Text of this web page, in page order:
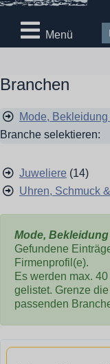
Menü
Branchen
Mode,
Branche selektieren:
Juweliere (14)
Uhren, Schmuck
Mode,
Gefundene
Firmenprofil(e).
Es werden max.
gelistet. Grenze
passenden